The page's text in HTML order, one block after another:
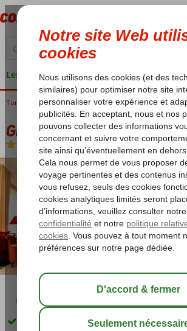
Les garanties de vacances
Turquie Istanbul Sultanahmet Grand Yavuz De Luxe
Grand Yavuz De Luxe
Chambre et petit déjeuner-Hôtel
03:00
Situé dans le quartier de Sultanahmet